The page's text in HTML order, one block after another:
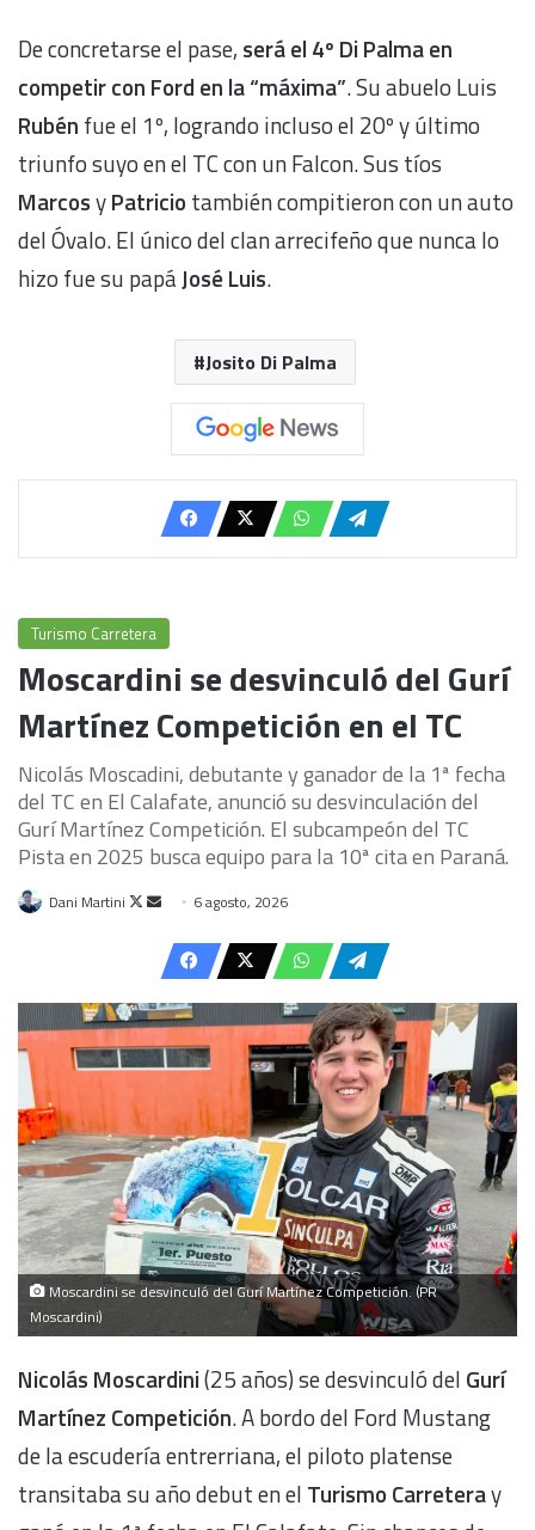
De concretarse el pase, será el 4º Di Palma en
competir con Ford en la “máxima”. Su abuelo Luis
Rubén fue el 1º, logrando incluso el 20º y último
triunfo suyo en el TC con un Falcon. Sus tíos
MarcosyPatricio también compitieron con un auto
del Óvalo. El único del clan arrecifeño que nunca lo
hizo fue su papáJosé Luis.
Josito Di Palma